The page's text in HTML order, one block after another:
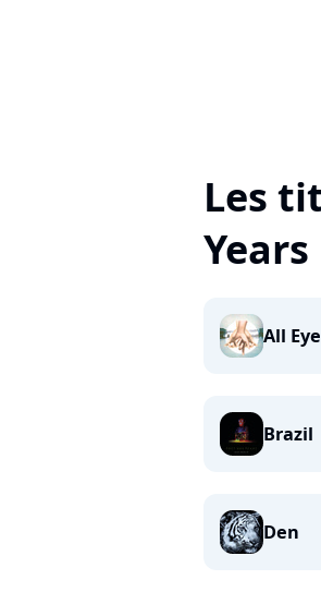
Les
Years
All
Brazil
Den